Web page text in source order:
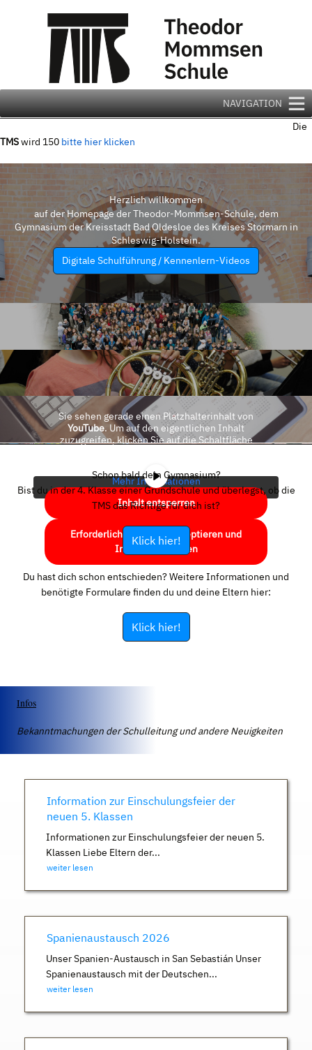
NAVIGATION
Die
TMSwird 150 bitte hier klicken
Herzlich willkommen
auf der Homepage der Theodor-Mommsen-Schule, dem
Gymnasium der Kreisstadt Bad Oldesloe des Kreises Stormarn in
Schleswig-Holstein.
Digitale Schulführung / Kennenlern-Videos
Sie sehen gerade einen Platzhalterinhalt von
YouTube. Um auf den eigentlichen Inhalt
zuzugreifen, klicken Sie auf die Schaltfläche
Mehr Informationen
Inhalt entsperren
Erforderlichen Service akzeptieren und
Inhalte entsperren
Schon bald dein Gymnasium?
Bist du in der 4. Klasse einer Grundschule und überlegst, ob die
TMS das Richtige für dich ist?
Klick hier!
Du hast dich schon entschieden? Weitere Informationen und
benötigte Formulare finden du und deine Eltern hier:
Klick hier!
Infos
Bekanntmachungen der Schulleitung und andere Neuigkeiten
Information zur Einschulungsfeier der
neuen 5. Klassen
Informationen zur Einschulungsfeier der neuen 5.
Klassen Liebe Eltern der...
weiter lesen
Spanienaustausch 2026
Unser Spanien-Austausch in San Sebastián Unser
Spanienaustausch mit der Deutschen...
weiter lesen